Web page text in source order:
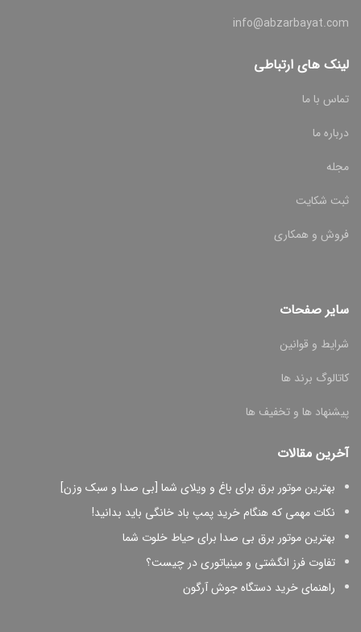
info@abzarbayat.com
لینک های ارتباطی
تماس با ما
درباره ما
مجله
ثبت شکایت
فروش و همکاری
سایر صفحات
شرایط و قوانین
کاتالوگ برند ها
پیشنهاد ها و تخفیف ها
آخرین مقالات
بهترین موتور برق برای باغ و ویلای شما [بی صدا و سبک وزن]
نکات مهمی که هنگام خرید پمپ باد خانگی باید بدانید!
بهترین موتور برق بی صدا برای حیاط خلوت شما
تفاوت فرز انگشتی و مینیاتوری در چیست؟
راهنمای خرید دستگاه جوش آرگون